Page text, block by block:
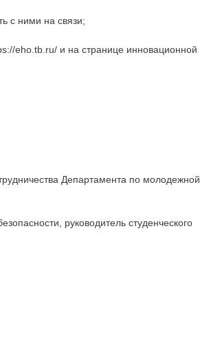
с ними на связи;
eho.tb.ru/ и на странице инновационной
Департамента по молодежной
руководитель студенческого